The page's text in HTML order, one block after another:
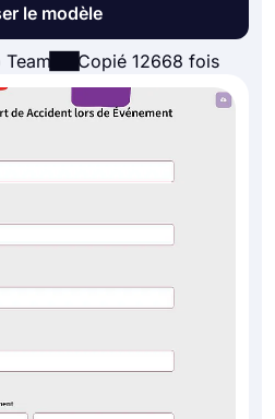
le modèle
Copié 12668 fois